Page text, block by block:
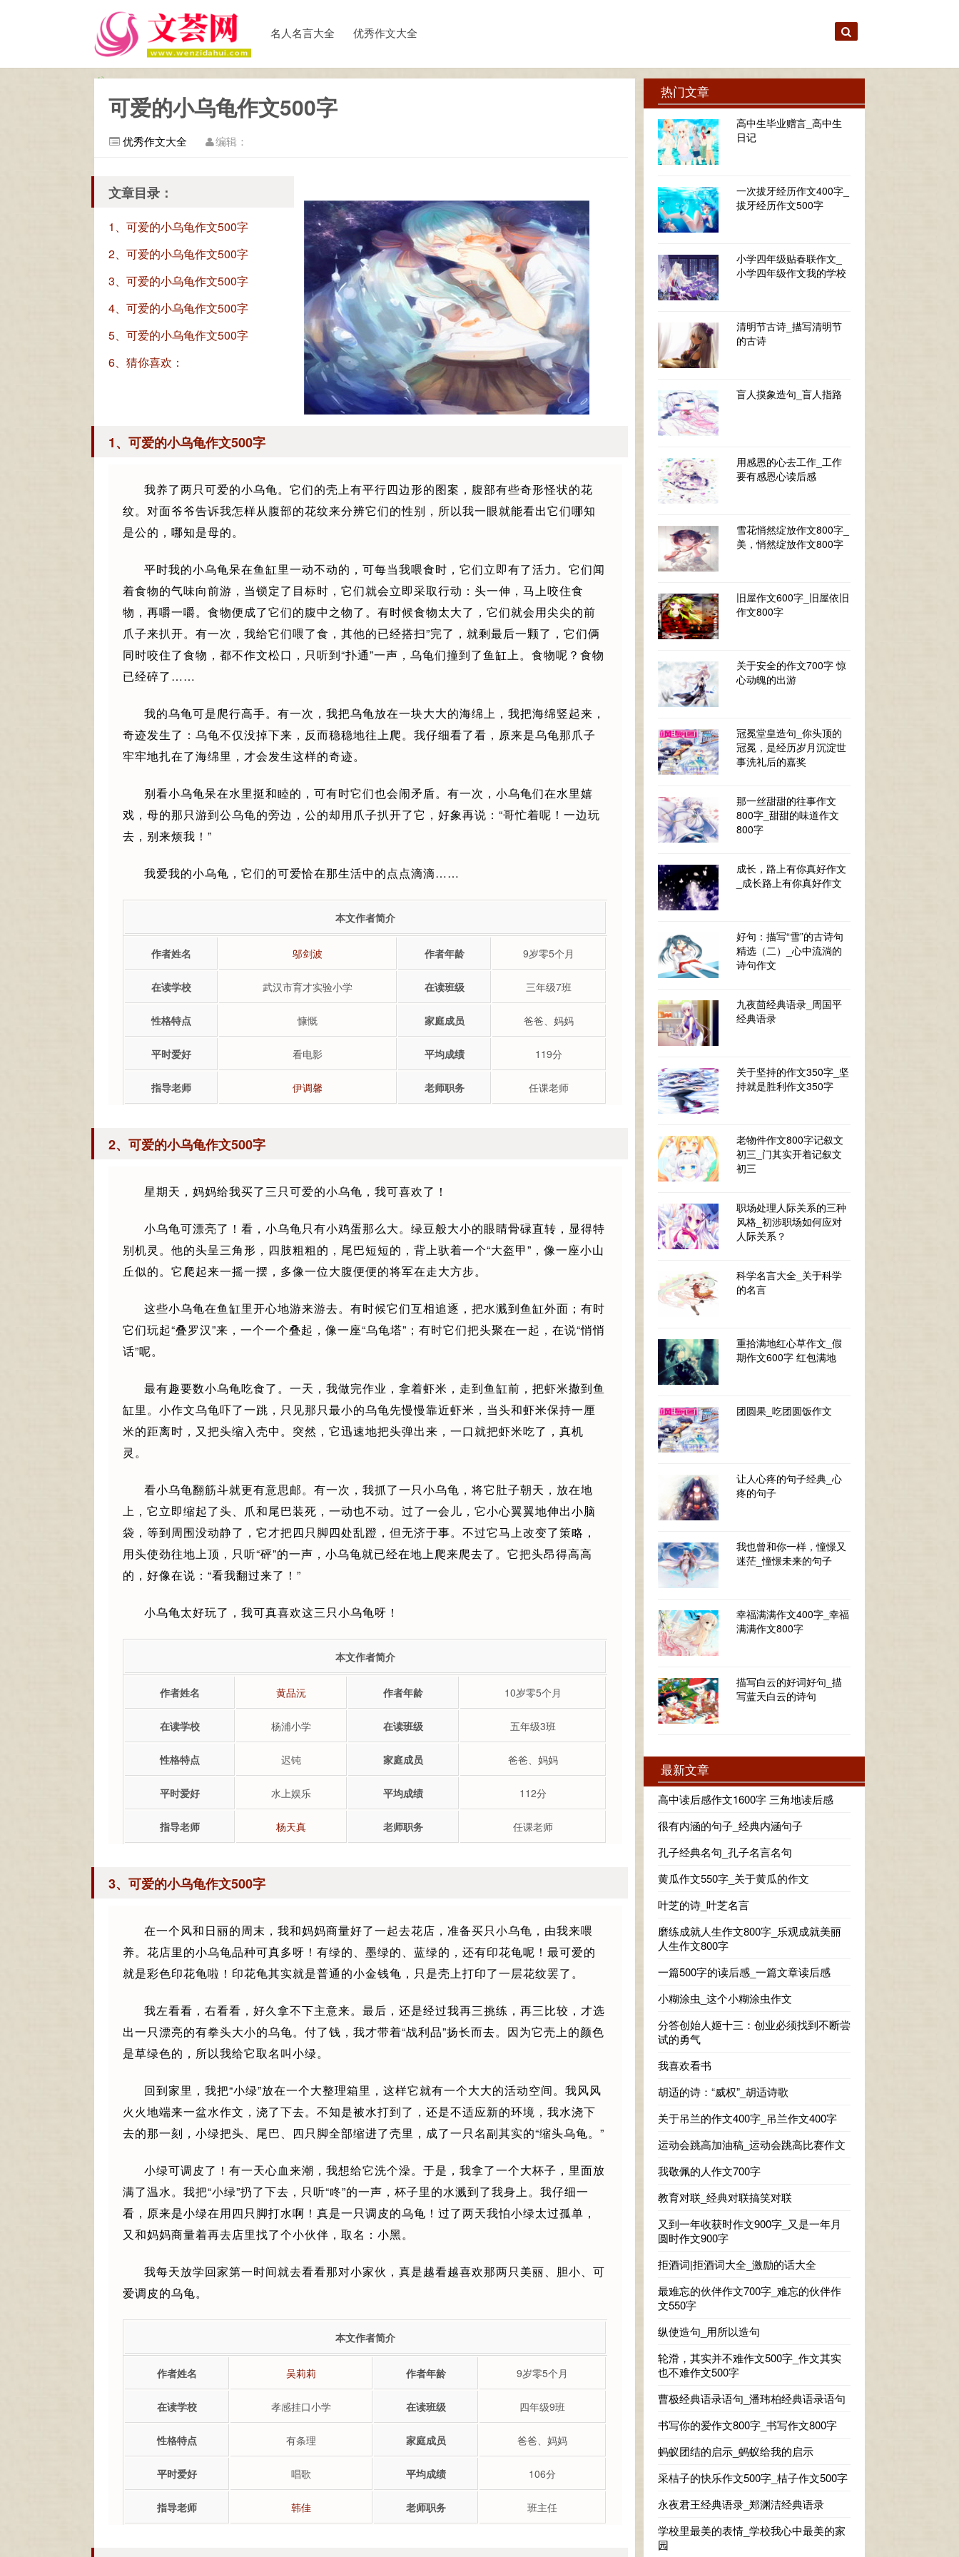
名人名言大全 优秀作文大全
可爱的小乌龟作文500字
优秀作文大全 编辑：
文章目录：
1、可爱的小乌龟作文500字
2、可爱的小乌龟作文500字
3、可爱的小乌龟作文500字
4、可爱的小乌龟作文500字
5、可爱的小乌龟作文500字
6、猜你喜欢：
1、可爱的小乌龟作文500字
我养了两只可爱的小乌龟。它们的壳上有平行四边形的图案，腹部有些奇形怪状的花
纹。对面爷爷告诉我怎样从腹部的花纹来分辨它们的性别，所以我一眼就能看出它们哪知
是公的，哪知是母的。
平时我的小乌龟呆在鱼缸里一动不动的，可每当我喂食时，它们立即有了活力。它们闻
着食物的气味向前游，当锁定了目标时，它们就会立即采取行动：头一伸，马上咬住食
物，再嚼一嚼。食物便成了它们的腹中之物了。有时候食物太大了，它们就会用尖尖的前
爪子来扒开。有一次，我给它们喂了食，其他的已经搭扫”完了，就剩最后一颗了，它们俩
同时咬住了食物，都不作文松口，只听到“扑通”一声，乌龟们撞到了鱼缸上。食物呢？食物
已经碎了……
我的乌龟可是爬行高手。有一次，我把乌龟放在一块大大的海绵上，我把海绵竖起来，
奇迹发生了：乌龟不仅没掉下来，反而稳稳地往上爬。我仔细看了看，原来是乌龟那爪子
牢牢地扎在了海绵里，才会发生这样的奇迹。
别看小乌龟呆在水里挺和睦的，可有时它们也会闹矛盾。有一次，小乌龟们在水里嬉
戏，母的那只游到公乌龟的旁边，公的却用爪子扒开了它，好象再说：“哥忙着呢！一边玩
去，别来烦我！”
我爱我的小乌龟，它们的可爱恰在那生活中的点点滴滴……
本文作者简介
作者姓名 邬剑波 作者年龄 9岁零5个月
在读学校 武汉市育才实验小学 在读班级 三年级7班
性格特点 慷慨 家庭成员 爸爸、妈妈
平时爱好 看电影 平均成绩 119分
指导老师 伊调馨 老师职务 任课老师
2、可爱的小乌龟作文500字
星期天，妈妈给我买了三只可爱的小乌龟，我可喜欢了！
小乌龟可漂亮了！看，小乌龟只有小鸡蛋那么大。绿豆般大小的眼睛骨碌直转，显得特
别机灵。他的头呈三角形，四肢粗粗的，尾巴短短的，背上驮着一个“大盔甲”，像一座小山
丘似的。它爬起来一摇一摆，多像一位大腹便便的将军在走大方步。
这些小乌龟在鱼缸里开心地游来游去。有时候它们互相追逐，把水溅到鱼缸外面；有时
它们玩起“叠罗汉”来，一个一个叠起，像一座“乌龟塔”；有时它们把头聚在一起，在说“悄悄
话”呢。
最有趣要数小乌龟吃食了。一天，我做完作业，拿着虾米，走到鱼缸前，把虾米撒到鱼
缸里。小作文乌龟吓了一跳，只见那只最小的乌龟先慢慢靠近虾米，当头和虾米保持一厘
米的距离时，又把头缩入壳中。突然，它迅速地把头弹出来，一口就把虾米吃了，真机
灵。
看小乌龟翻筋斗就更有意思邮。有一次，我抓了一只小乌龟，将它肚子朝天，放在地
上，它立即缩起了头、爪和尾巴装死，一动也不动。过了一会儿，它小心翼翼地伸出小脑
袋，等到周围没动静了，它才把四只脚四处乱蹬，但无济于事。不过它马上改变了策略，
用头使劲往地上顶，只听“砰”的一声，小乌龟就已经在地上爬来爬去了。它把头昂得高高
的，好像在说：“看我翻过来了！”
小乌龟太好玩了，我可真喜欢这三只小乌龟呀！
本文作者简介
作者姓名 黄品沅 作者年龄 10岁零5个月
在读学校 杨浦小学 在读班级 五年级3班
性格特点 迟钝 家庭成员 爸爸、妈妈
平时爱好 水上娱乐 平均成绩 112分
指导老师 杨天真 老师职务 任课老师
3、可爱的小乌龟作文500字
在一个风和日丽的周末，我和妈妈商量好了一起去花店，准备买只小乌龟，由我来喂
养。花店里的小乌龟品种可真多呀！有绿的、墨绿的、蓝绿的，还有印花龟呢！最可爱的
就是彩色印花龟啦！印花龟其实就是普通的小金钱龟，只是壳上打印了一层花纹罢了。
我左看看，右看看，好久拿不下主意来。最后，还是经过我再三挑练，再三比较，才选
出一只漂亮的有拳头大小的乌龟。付了钱，我才带着“战利品”扬长而去。因为它壳上的颜色
是草绿色的，所以我给它取名叫小绿。
回到家里，我把“小绿”放在一个大整理箱里，这样它就有一个大大的活动空间。我风风
火火地端来一盆水作文，浇了下去。不知是被水打到了，还是不适应新的环境，我水浇下
去的那一刻，小绿把头、尾巴、四只脚全部缩进了壳里，成了一只名副其实的“缩头乌龟。”
小绿可调皮了！有一天心血来潮，我想给它洗个澡。于是，我拿了一个大杯子，里面放
满了温水。我把“小绿”扔了下去，只听“咚”的一声，杯子里的水溅到了我身上。我仔细一
看，原来是小绿在用四只脚打水啊！真是一只调皮的乌龟！过了两天我怕小绿太过孤单，
又和妈妈商量着再去店里找了个小伙伴，取名：小黑。
我每天放学回家第一时间就去看看那对小家伙，真是越看越喜欢那两只美丽、胆小、可
爱调皮的乌龟。
本文作者简介
作者姓名 吴莉莉 作者年龄 9岁零5个月
在读学校 孝感挂口小学 在读班级 四年级9班
性格特点 有条理 家庭成员 爸爸、妈妈
平时爱好 唱歌 平均成绩 106分
指导老师 韩佳 老师职务 班主任
热门文章
高中生毕业赠言_高中生
日记
一次拔牙经历作文400字_
拔牙经历作文500字
小学四年级贴春联作文_
小学四年级作文我的学校
清明节古诗_描写清明节
的古诗
盲人摸象造句_盲人指路
用感恩的心去工作_工作
要有感恩心读后感
雪花悄然绽放作文800字_
美，悄然绽放作文800字
旧屋作文600字_旧屋依旧
作文800字
关于安全的作文700字 惊
心动魄的出游
冠冕堂皇造句_你头顶的
冠冕，是经历岁月沉淀世
事洗礼后的嘉奖
那一丝甜甜的往事作文
800字_甜甜的味道作文
800字
成长，路上有你真好作文
_成长路上有你真好作文
好句：描写“雪”的古诗句
精选（二）_心中流淌的
诗句作文
九夜茴经典语录_周国平
经典语录
关于坚持的作文350字_坚
持就是胜利作文350字
老物件作文800字记叙文
初三_门其实开着记叙文
初三
职场处理人际关系的三种
风格_初涉职场如何应对
人际关系？
科学名言大全_关于科学
的名言
重拾满地红心草作文_假
期作文600字 红包满地
团圆果_吃团圆饭作文
让人心疼的句子经典_心
疼的句子
我也曾和你一样，憧憬又
迷茫_憧憬未来的句子
幸福满满作文400字_幸福
满满作文800字
描写白云的好词好句_描
写蓝天白云的诗句
最新文章
高中读后感作文1600字 三角地读后感
很有内涵的句子_经典内涵句子
孔子经典名句_孔子名言名句
黄瓜作文550字_关于黄瓜的作文
叶芝的诗_叶芝名言
磨练成就人生作文800字_乐观成就美丽
人生作文800字
一篇500字的读后感_一篇文章读后感
小糊涂虫_这个小糊涂虫作文
分答创始人姬十三：创业必须找到不断尝
试的勇气
我喜欢看书
胡适的诗：“威权”_胡适诗歌
关于吊兰的作文400字_吊兰作文400字
运动会跳高加油稿_运动会跳高比赛作文
我敬佩的人作文700字
教育对联_经典对联搞笑对联
又到一年收获时作文900字_又是一年月
圆时作文900字
拒酒词|拒酒词大全_激励的话大全
最难忘的伙伴作文700字_难忘的伙伴作
文550字
纵使造句_用所以造句
轮滑，其实并不难作文500字_作文其实
也不难作文500字
曹极经典语录语句_潘玮柏经典语录语句
书写你的爱作文800字_书写作文800字
蚂蚁团结的启示_蚂蚁给我的启示
采桔子的快乐作文500字_桔子作文500字
永夜君王经典语录_郑渊洁经典语录
学校里最美的表情_学校我心中最美的家
园